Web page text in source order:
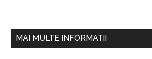
aşteptate
veşti
Bara
MAI MULTE INFORMATII